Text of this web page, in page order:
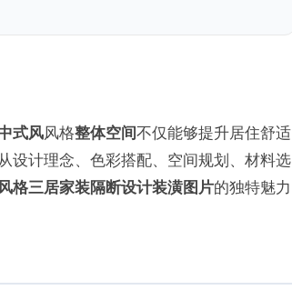
式风风格整体空间不仅能够提升居住舒适
设计理念、色彩搭配、空间规划、材料选
格三居家装隔断设计装潢图片的独特魅力